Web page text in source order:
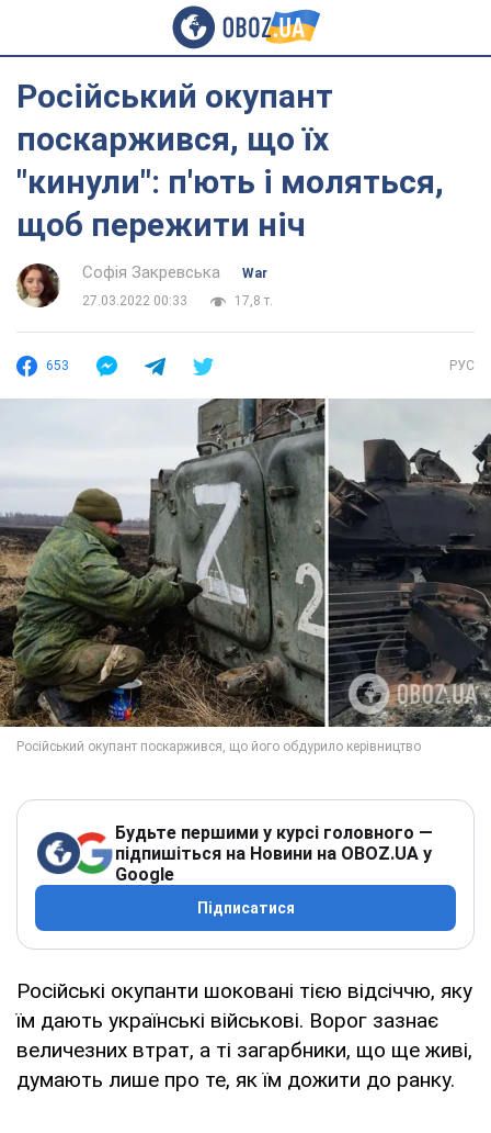
Російський окупант
поскаржився, що їх
"кинули": п'ють і моляться,
щоб пережити ніч
Софія Закревська
War
27.03.2022 00:33
17,8 т.
653 РУС
Будьте першими у курсі головного —
підпишіться на Новини на OBOZ.UA у
Google
Підписатися
Російські окупанти шоковані тією відсіччю, яку
їм дають українські військові. Ворог зазнає
величезних втрат, а ті загарбники, що ще живі,
думають лише про те, як їм дожити до ранку.